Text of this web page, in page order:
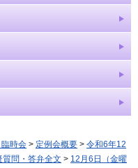
時会 > 定例会概要 > 令和6年12
問・答弁全文 > 12月6日（金曜